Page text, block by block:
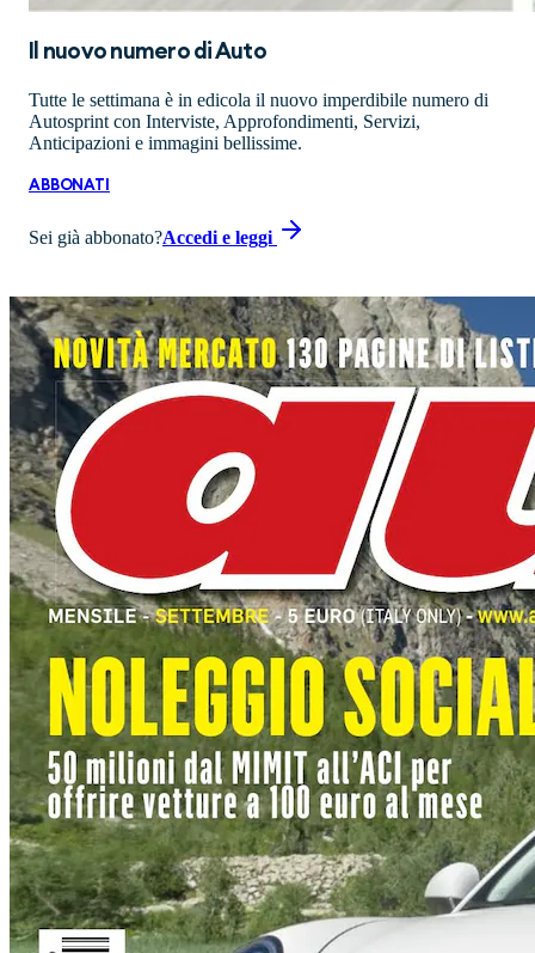
Il nuovo numero diAuto
Tutte le settimana è in edicola il nuovo imperdibile numero di
Autosprint con Interviste, Approfondimenti, Servizi,
Anticipazioni e immagini bellissime.
ABBONATI
Sei già abbonato?Accedi e leggi